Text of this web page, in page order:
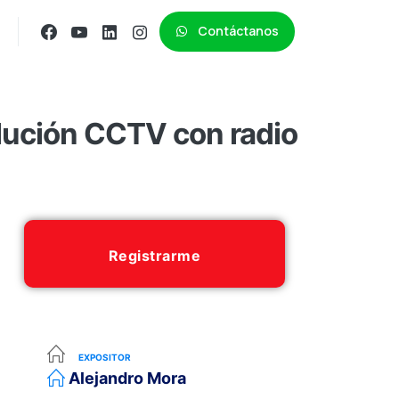
Contáctanos
CCTV con radio
Registrarme
EXPOSITOR
Alejandro Mora